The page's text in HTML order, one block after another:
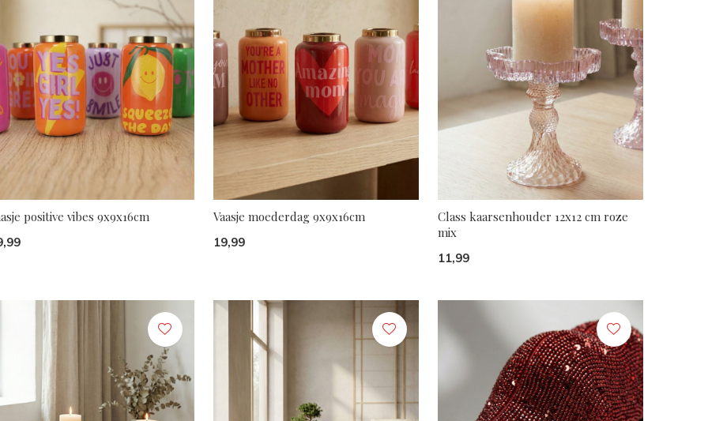
positive vibes 9x9x16cm Vaasje moederdag 9x9x16cm
19,99
Class kaarsenhouder 12x12 cm roze
mix
11,99